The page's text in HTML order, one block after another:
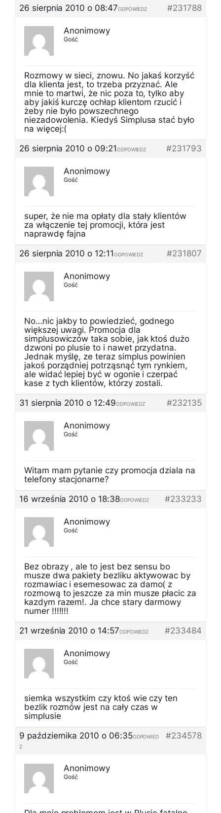
26 sierpnia 2010 o 08:47
#231788
ODPOWIEDZ
Anonimowy
Gość
Rozmowy w sieci, znowu. No jakaś korzyść
dla klienta jest, to trzeba przyznać. Ale
mnie to martwi, że nic poza to, tylko aby
aby jakiś kurczę ochłap klientom rzucić i
żeby nie było powszechnego
niezadowolenia. Kiedyś Simplusa stać było
na więcej:(
26 sierpnia 2010 o 09:21
#231793
ODPOWIEDZ
Anonimowy
Gość
super, że nie ma opłaty dla stały klientów
za włączenie tej promocji, która jest
naprawdę fajna
26 sierpnia 2010 o 12:11
#231807
ODPOWIEDZ
Anonimowy
Gość
No…nic jakby to powiedzieć, godnego
większej uwagi. Promocja dla
simplusowiczów taka sobie, jak ktoś dużo
dzwoni po plusie to i nawet przydatna.
Jednak myślę, ze teraz simplus powinien
jakoś porządniej potrząsnąć tym rynkiem,
ale widać lepiej być w ogonie i czerpać
kase z tych klientów, którzy zostali.
31 sierpnia 2010 o 12:49
#232135
ODPOWIEDZ
Anonimowy
Gość
Witam mam pytanie czy promocja dziala na
telefony stacjonarne?
16 września 2010 o 18:38
#233233
ODPOWIEDZ
Anonimowy
Gość
Bez obrazy , ale to jest bez sensu bo
musze dwa pakiety bezliku aktywowac by
rozmawiac i esemesowac za damo( z
rozmową to jeszcze za min musze płacic za
kazdym razem!. Ja chce stary darmowy
numer !!!!!!!
21 września 2010 o 14:57
#233484
ODPOWIEDZ
Anonimowy
Gość
siemka wszystkim czy ktoś wie czy ten
bezlik rozmów jest na cały czas w
simplusie
9 października 2010 o 06:35
#234578
ODPOWIED
Z
Anonimowy
Gość